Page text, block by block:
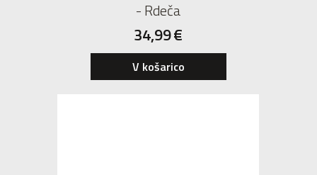
- Rdeča
34,99€
V košarico